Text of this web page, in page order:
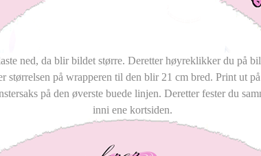
ned, da blir bildet større. Deretter høyreklikker du på
størrelsen på wrapperen til den blir 21 cm bred. Print ut
på den øverste buede linjen. Deretter fester du
inni ene kortsiden.